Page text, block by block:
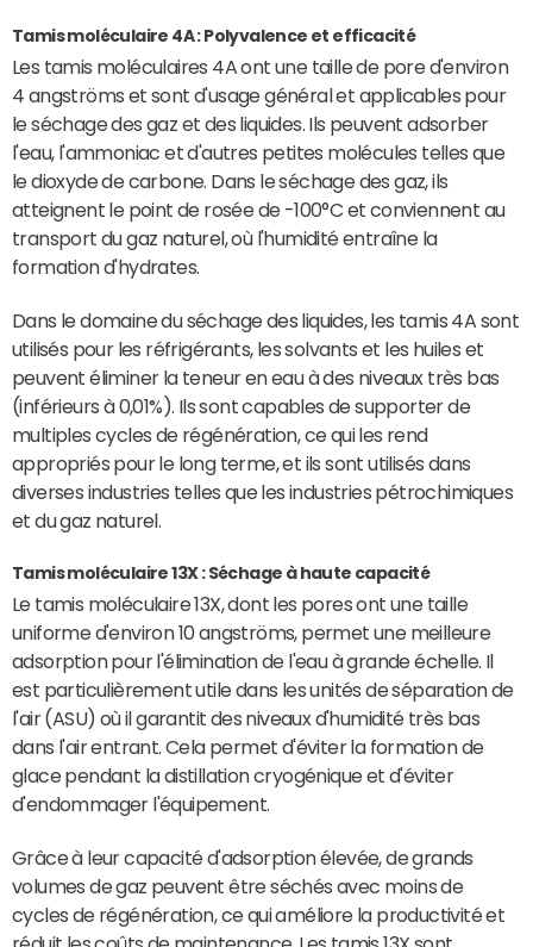
Tamis moléculaire 4A : Polyvalence et efficacité
Les tamis moléculaires 4A ont une taille de pore d'environ
4 angströms et sont d'usage général et applicables pour
le séchage des gaz et des liquides. Ils peuvent adsorber
l'eau, l'ammoniac et d'autres petites molécules telles que
le dioxyde de carbone. Dans le séchage des gaz, ils
atteignent le point de rosée de -100°C et conviennent au
transport du gaz naturel, où l'humidité entraîne la
formation d'hydrates.
Dans le domaine du séchage des liquides, les tamis 4A sont
utilisés pour les réfrigérants, les solvants et les huiles et
peuvent éliminer la teneur en eau à des niveaux très bas
(inférieurs à 0,01%). Ils sont capables de supporter de
multiples cycles de régénération, ce qui les rend
appropriés pour le long terme, et ils sont utilisés dans
diverses industries telles que les industries pétrochimiques
et du gaz naturel.
Tamis moléculaire 13X : Séchage à haute capacité
Le tamis moléculaire 13X, dont les pores ont une taille
uniforme d'environ 10 angströms, permet une meilleure
adsorption pour l'élimination de l'eau à grande échelle. Il
est particulièrement utile dans les unités de séparation de
l'air (ASU) où il garantit des niveaux d'humidité très bas
dans l'air entrant. Cela permet d'éviter la formation de
glace pendant la distillation cryogénique et d'éviter
d'endommager l'équipement.
Grâce à leur capacité d'adsorption élevée, de grands
volumes de gaz peuvent être séchés avec moins de
cycles de régénération, ce qui améliore la productivité et